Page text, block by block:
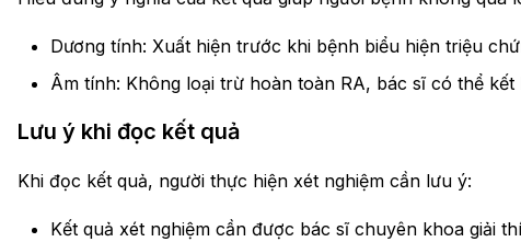
Dương tính: Xuất hiện trước khi bệnh biểu hiện triệu
Âm tính: Không loại trừ hoàn toàn RA, bác sĩ có thể kết
Lưu ý khi đọc kết quả
Khi đọc kết quả, người thực hiện xét nghiệm cần lưu ý:
Kết quả xét nghiệm cần được bác sĩ chuyên khoa giải